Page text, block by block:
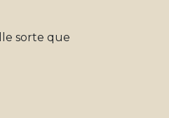
sorte que